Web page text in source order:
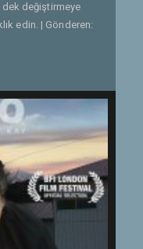
değiştirmeye
edin. | Gönderen: